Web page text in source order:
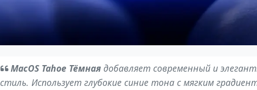
MacOS Tahoe Тёмная добавляет современный и
стиль. Использует глубокие синие тона с мягким